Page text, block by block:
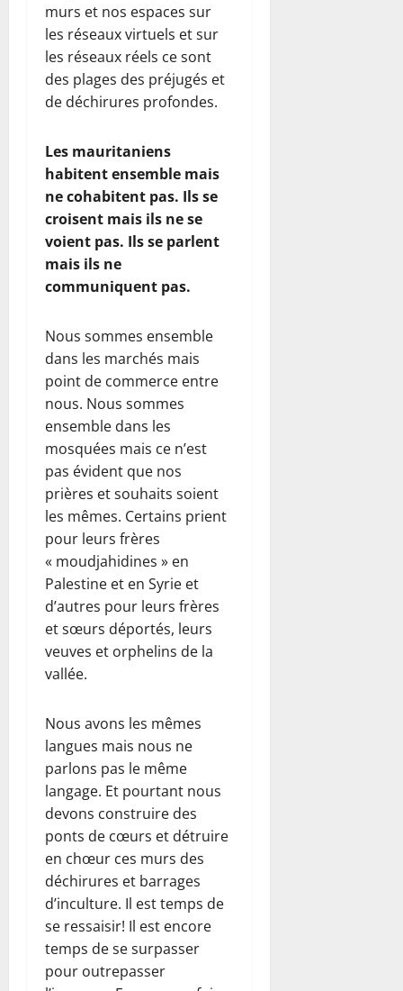
murs et nos espaces sur
les réseaux virtuels et sur
les réseaux réels ce sont
des plages des préjugés et
de déchirures profondes.
Les mauritaniens
habitent ensemble mais
ne cohabitent pas. Ils se
croisent mais ils ne se
voient pas. Ils se parlent
mais ils ne
communiquent pas.
Nous sommes ensemble
dans les marchés mais
point de commerce entre
nous. Nous sommes
ensemble dans les
mosquées mais ce n’est
pas évident que nos
prières et souhaits soient
les mêmes. Certains prient
pour leurs frères
« moudjahidines » en
Palestine et en Syrie et
d’autres pour leurs frères
et sœurs déportés, leurs
veuves et orphelins de la
vallée.
Nous avons les mêmes
langues mais nous ne
parlons pas le même
langage. Et pourtant nous
devons construire des
ponts de cœurs et détruire
en chœur ces murs des
déchirures et barrages
d’inculture. Il est temps de
se ressaisir! Il est encore
temps de se surpasser
pour outrepasser